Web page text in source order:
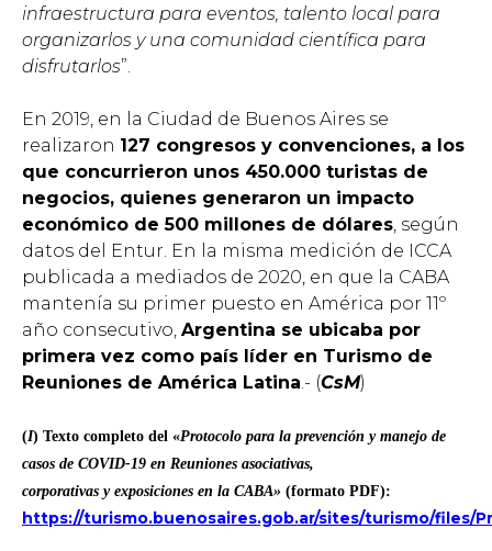
infraestructura para eventos, talento local para
organizarlos y una comunidad científica para
disfrutarlos”.
En 2019, en la Ciudad de Buenos Aires se
realizaron 127 congresos y convenciones, a los
que concurrieron unos 450.000 turistas de
negocios, quienes generaron un impacto
económico de 500 millones de dólares, según
datos del Entur. En la misma medición de ICCA
publicada a mediados de 2020, en que la CABA
mantenía su primer puesto en América por 11º
año consecutivo, Argentina se ubicaba por
primera vez como país líder en Turismo de
Reuniones de América Latina.- (CsM)
(I) Texto completo del «Protocolo para la prevención y manejo de
casos de COVID-19 en Reuniones asociativas,
corporativas y exposiciones en la CABA» (formato PDF):
https://turismo.buenosaires.gob.ar/sites/turismo/files/